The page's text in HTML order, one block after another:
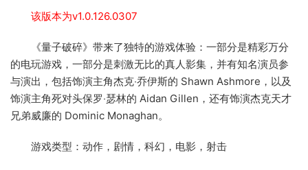
该版本为v1.0.126.0307
《量子破碎》带来了独特的游戏体验：一部分是精彩万分
的电玩游戏，一部分是刺激无比的真人影集，并有知名演员参
与演出，包括饰演主角杰克‧乔伊斯的 Shawn Ashmore，以及
饰演主角死对头保罗‧瑟林的 Aidan Gillen，还有饰演杰克天才
兄弟威廉的 Dominic Monaghan。
游戏类型：动作，剧情，科幻，电影，射击